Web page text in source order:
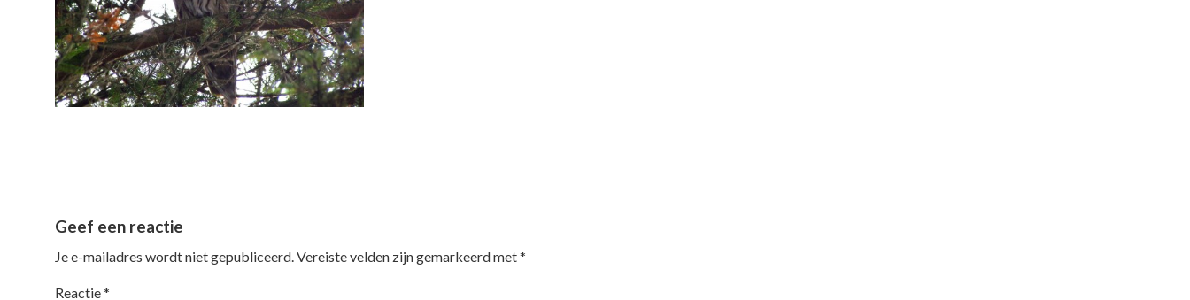
Interactions
Geef een reactie
Je e-mailadres wordt niet gepubliceerd. Vereiste velden zijn gemarkeerd met*
Reactie*